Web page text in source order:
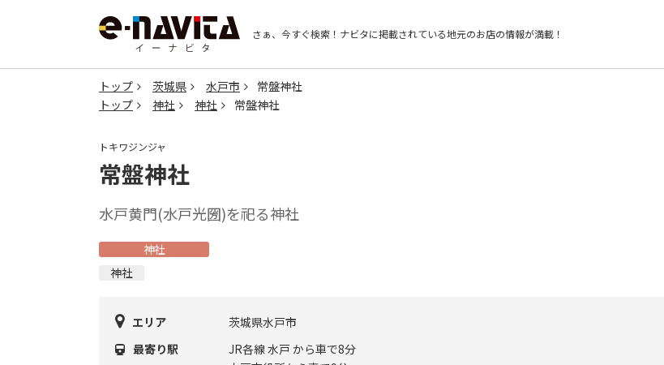
さぁ、今すぐ検索！ ナビタに掲載されている地元のお店の情報が満載！
トップ 茨城県 水戸市
常盤神社
トップ
神社 神社 常盤神社
トキワジンジャ
常盤神社
水戸黄門(水戸光圀)を祀る神社
神社
神社
エリア
茨城県水戸市
最寄り駅
JR各線 水戸 から車で8分